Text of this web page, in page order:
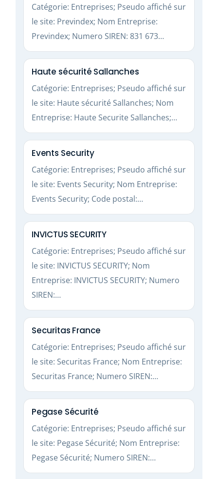
Catégorie: Entreprises; Pseudo affiché sur
le site: Previndex; Nom Entreprise:
Previndex; Numero SIREN: 831 673…
Haute sécurité Sallanches
Catégorie: Entreprises; Pseudo affiché sur
le site: Haute sécurité Sallanches; Nom
Entreprise: Haute Securite Sallanches;…
Events Security
Catégorie: Entreprises; Pseudo affiché sur
le site: Events Security; Nom Entreprise:
Events Security; Code postal:…
INVICTUS SECURITY
Catégorie: Entreprises; Pseudo affiché sur
le site: INVICTUS SECURITY; Nom
Entreprise: INVICTUS SECURITY; Numero
SIREN:…
Securitas France
Catégorie: Entreprises; Pseudo affiché sur
le site: Securitas France; Nom Entreprise:
Securitas France; Numero SIREN:…
Pegase Sécurité
Catégorie: Entreprises; Pseudo affiché sur
le site: Pegase Sécurité; Nom Entreprise:
Pegase Sécurité; Numero SIREN:…